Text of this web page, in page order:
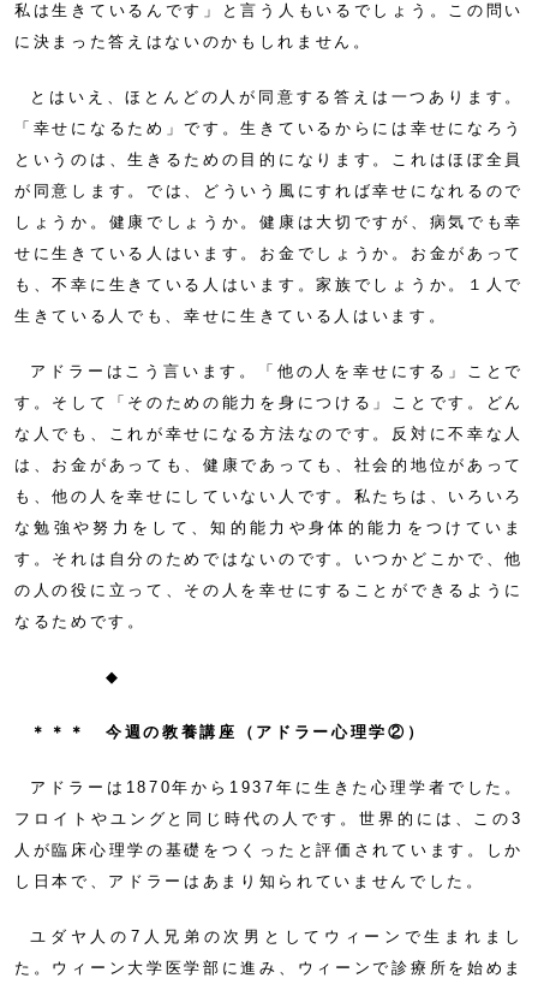
私は生きているんです」と言う人もいるでしょう。この問い
に決まった答えはないのかもしれません。
とはいえ、ほとんどの人が同意する答えは一つあります。
「幸せになるため」です。生きているからには幸せになろう
というのは、生きるための目的になります。これはほぼ全員
が同意します。では、どういう風にすれば幸せになれるので
しょうか。健康でしょうか。健康は大切ですが、病気でも幸
せに生きている人はいます。お金でしょうか。お金があって
も、不幸に生きている人はいます。家族でしょうか。１人で
生きている人でも、幸せに生きている人はいます。
アドラーはこう言います。「他の人を幸せにする」ことで
す。そして「そのための能力を身につける」ことです。どん
な人でも、これが幸せになる方法なのです。反対に不幸な人
は、お金があっても、健康であっても、社会的地位があって
も、他の人を幸せにしていない人です。私たちは、いろいろ
な勉強や努力をして、知的能力や身体的能力をつけていま
す。それは自分のためではないのです。いつかどこかで、他
の人の役に立って、その人を幸せにすることができるように
なるためです。
◆
＊＊＊ 今週の教養講座（アドラー心理学②）
アドラーは1870年から1937年に生きた心理学者でした。
フロイトやユングと同じ時代の人です。世界的には、この3
人が臨床心理学の基礎をつくったと評価されています。しか
し日本で、アドラーはあまり知られていませんでした。
ユダヤ人の7人兄弟の次男としてウィーンで生まれまし
た。ウィーン大学医学部に進み、ウィーンで診療所を始めま